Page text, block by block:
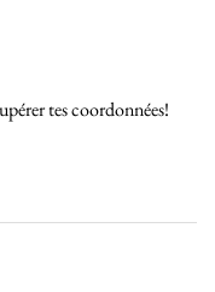
tes coordonnées!